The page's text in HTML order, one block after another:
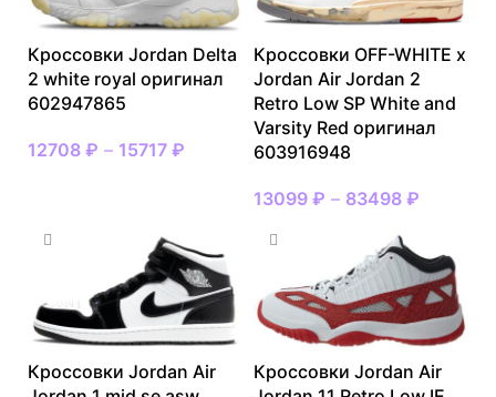
Кроссовки Jordan Delta
2 white royal оригинал
602947865
12708 ₽ – 15717 ₽
Кроссовки OFF-WHITE x
Jordan Air Jordan 2
Retro Low SP White and
Varsity Red оригинал
603916948
13099 ₽ – 83498 ₽
Кроссовки Jordan Air
Кроссовки Jordan Air